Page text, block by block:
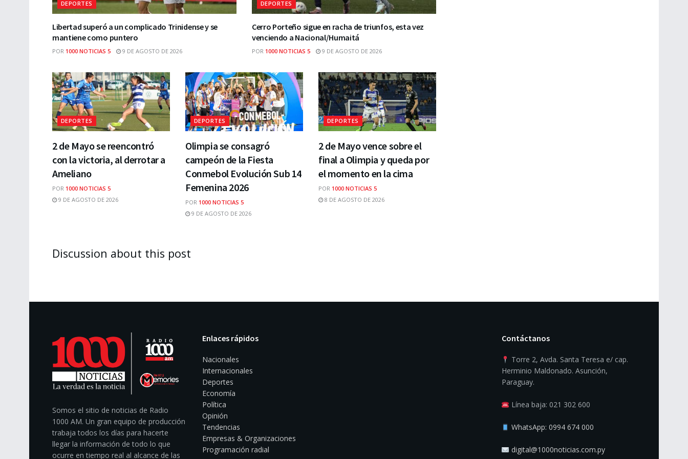
DEPORTES
Libertad superó a un complicado Trinidense y se
mantiene como puntero
POR 1000 NOTICIAS 5 9 DE AGOSTO DE 2026
DEPORTES
Cerro Porteño sigue en racha de triunfos, esta vez
venciendo a Nacional/Humaitá
POR 1000 NOTICIAS 5 9 DE AGOSTO DE 2026
DEPORTES
2 de Mayo se reencontró
con la victoria, al derrotar a
Ameliano
POR 1000 NOTICIAS 5
9 DE AGOSTO DE 2026
DEPORTES
Olimpia se consagró
campeón de la Fiesta
Conmebol Evolución Sub 14
Femenina 2026
POR 1000 NOTICIAS 5
9 DE AGOSTO DE 2026
DEPORTES
2 de Mayo vence sobre el
final a Olimpia y queda por
el momento en la cima
POR 1000 NOTICIAS 5
8 DE AGOSTO DE 2026
Discussion about this post
Somos el sitio de noticias de Radio
1000 AM. Un gran equipo de producción
trabaja todos los días para hacerte
llegar la información de todo lo que
ocurre en tiempo real al alcance de las
Enlaces rápidos
Nacionales
Internacionales
Deportes
Economía
Política
Opinión
Tendencias
Empresas & Organizaciones
Programación radial
Contáctanos
Torre 2, Avda. Santa Teresa e/ cap.
Herminio Maldonado. Asunción,
Paraguay.
Línea baja: 021 302 600
WhatsApp: 0994 674 000
digital@1000noticias.com.py